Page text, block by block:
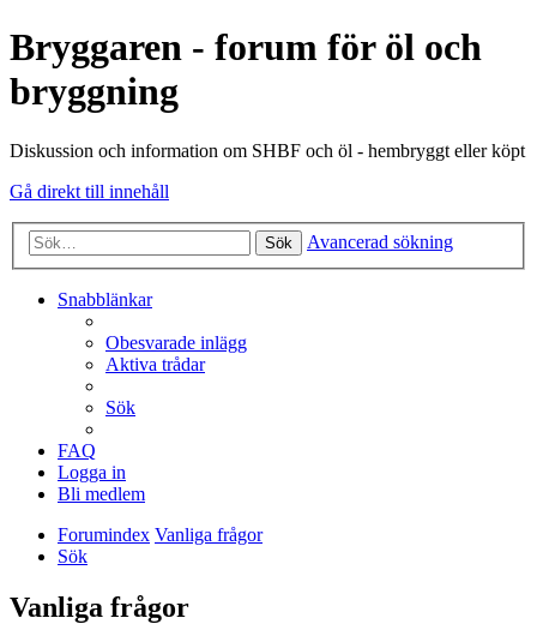
Bryggaren - forum för öl och
bryggning
Diskussion och information om SHBF och öl - hembryggt eller köpt
Gå direkt till innehåll
Sök Avancerad sökning
Snabblänkar
Obesvarade inlägg
Aktiva trådar
Sök
FAQ
Logga in
Bli medlem
Forumindex Vanliga frågor
Sök
Vanliga frågor